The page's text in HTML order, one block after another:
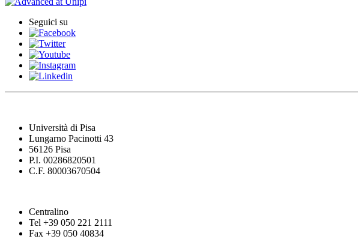
Seguici su
Università di Pisa
Lungarno Pacinotti 43
56126 Pisa
P.I. 00286820501
C.F. 80003670504
Centralino
Tel +39 050 221 2111
Fax +39 050 40834